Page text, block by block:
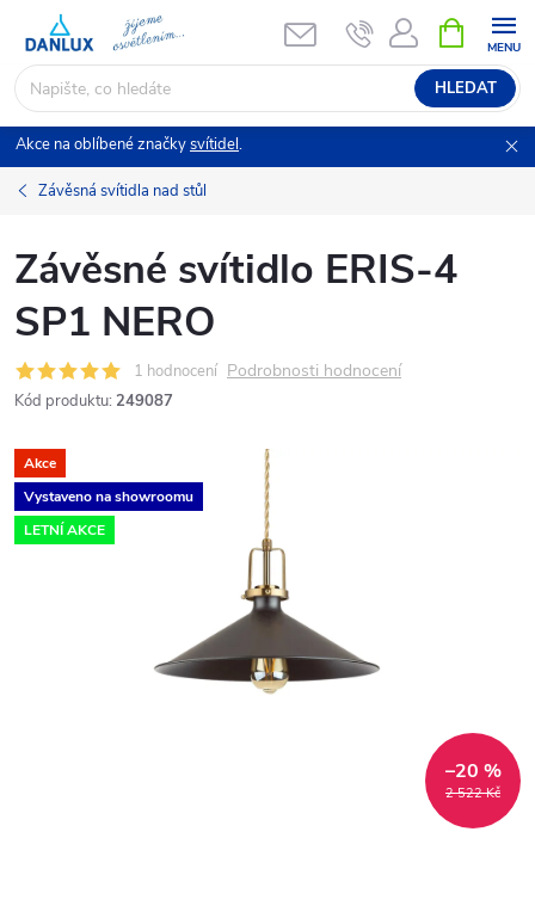
obsah
HLEDAT
NÁKUPNÍ
KOŠÍK
Akce na oblíbené značkysvítidel.
Závěsná svítidla nad stůl
Závěsné svítidlo ERIS-4
SP1 NERO
1 hodnocení Podrobnosti hodnocení
Kód produktu: 249087
Akce
Vystaveno na showroomu
LETNÍ AKCE
2 522 Kč
–20 %